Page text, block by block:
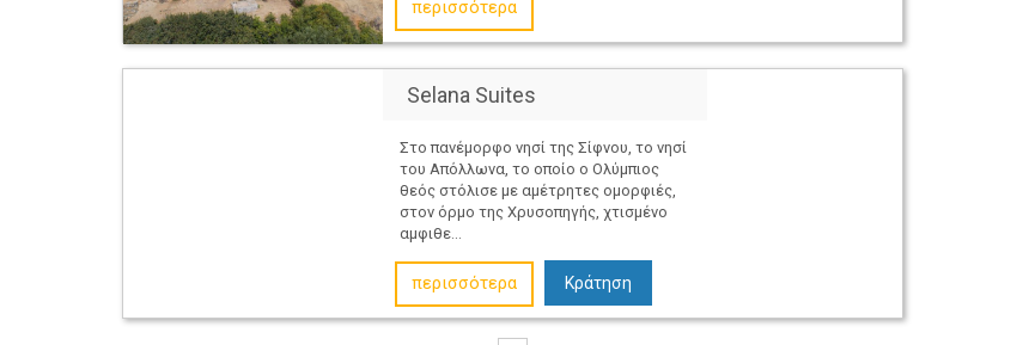
περισσότερα
Selana Suites
Στο πανέμορφο νησί της Σίφνου, το νησί
του Απόλλωνα, το οποίο ο Ολύμπιος
θεός στόλισε με αμέτρητες ομορφιές,
στον όρμο της Χρυσοπηγής, χτισμένο
αμφιθε...
περισσότερα Κράτηση